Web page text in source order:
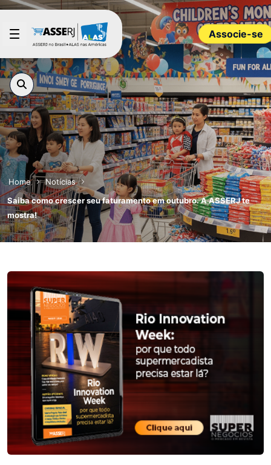
Pular para o Conteúdo principal
Associe-se
Home
Notícias
Saiba como crescer seu faturamento em outubro. A ASSERJ te
mostra!